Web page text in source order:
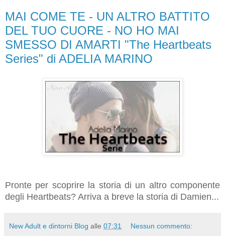
MAI COME TE - UN ALTRO BATTITO
DEL TUO CUORE - NO HO MAI
SMESSO DI AMARTI "The Heartbeats
Series" di ADELIA MARINO
Pronte per scoprire la storia di un altro componente
degli Heartbeats? Arriva a breve la storia di Damien...
New Adult e dintorni Blog alle 07:31 Nessun commento: